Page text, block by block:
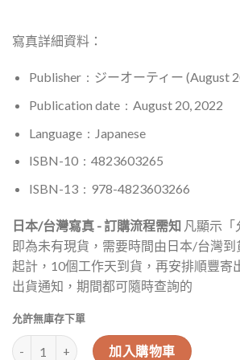
寫真詳細資料：
Publisher ‏ : ‎ ジーオーティー (August
Publication date ‏ : ‎ August 20, 2022
Language ‏ : ‎ Japanese
ISBN-10 ‏ : ‎ 4823603265
ISBN-13 ‏ : ‎ 978-4823603266
日本/台灣寫真 - 訂購流程需知 凡顯示「
即為未有現貨，需要時間由日本/台灣到
起計，10個工作天到貨，再安排順豐寄
出貨通知，期間都可隨時查詢的
允許無庫存下單
山手梨愛 1st 寫真集《Ria》（日本二手） 數量
加入購物車